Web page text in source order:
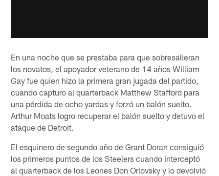
En una noche que se prestaba para que sobresalieran
los novatos, el apoyador veterano de 14 años William
Gay fue quien hizo la primera gran jugada del partido,
cuando capturo al quarterback Matthew Stafford para
una pérdida de ocho yardas y forzó un balón suelto.
Arthur Moats logro recuperar el balón suelto y detuvo el
ataque de Detroit.
El esquinero de segundo año de Grant Doran consiguió
los primeros puntos de los Steelers cuando interceptó
al quarterback de los Leones Don Orlovsky y lo devolvió